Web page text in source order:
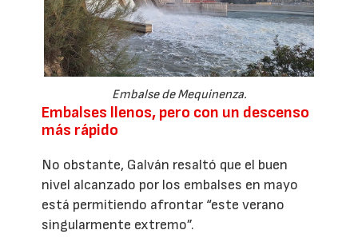
Embalse de Mequinenza.
Embalses llenos, pero con un descenso
más rápido
No obstante, Galván resaltó que el buen
nivel alcanzado por los embalses en mayo
está permitiendo afrontar “este verano
singularmente extremo”.